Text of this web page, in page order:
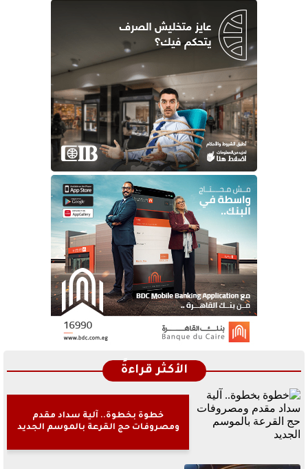
الأكثر قراءةً
خطوة بخطوة.. آلية سداد مقدم
ومصروفات حج القرعة بالموسم الجديد